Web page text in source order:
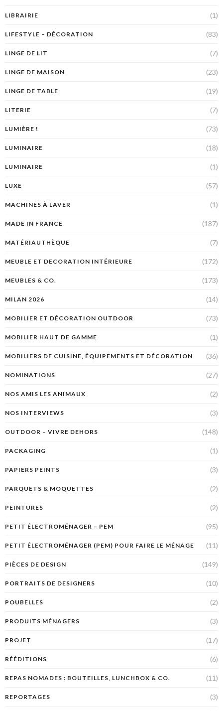
LIBRAIRIE (1)
LIFESTYLE – DÉCORATION (83)
LINGE DE LIT (7)
LINGE DE MAISON (23)
LINGE DE TABLE (19)
LITERIE (7)
LUMIÈRE ! (73)
LUMINAIRE (18)
LUMINAIRE (1)
LUXE (57)
MACHINES À LAVER (1)
MADE IN FRANCE (187)
MATÉRIAUTHÈQUE (7)
MEUBLE ET DECORATION INTÉRIEURE (172)
MEUBLES & CO. (173)
MILAN 2026 (14)
MOBILIER ET DÉCORATION OUTDOOR (73)
MOBILIER HAUT DE GAMME (1)
MOBILIERS DE CUISINE, ÉQUIPEMENTS ET DÉCORATION (36)
NOMINATIONS (27)
NOS AMIS LES ANIMAUX (2)
NOS INTERVIEWS (3)
OUTDOOR – VIVRE DEHORS (148)
PACKAGING (1)
PAPIERS PEINTS (3)
PARQUETS & MOQUETTES (2)
PEINTURES (2)
PETIT ÉLECTROMÉNAGER – PEM (95)
PETIT ÉLECTROMÉNAGER (PEM) POUR FAIRE LE MÉNAGE (11)
PIÈCES DE DESIGN (149)
PORTRAITS DE DESIGNERS (10)
POUBELLES (2)
PRODUITS MÉNAGERS (3)
PROJET (17)
RÉÉDITIONS (6)
REPAS NOMADES : BOUTEILLES, LUNCHBOX & CO. (11)
REPORTAGES (3)